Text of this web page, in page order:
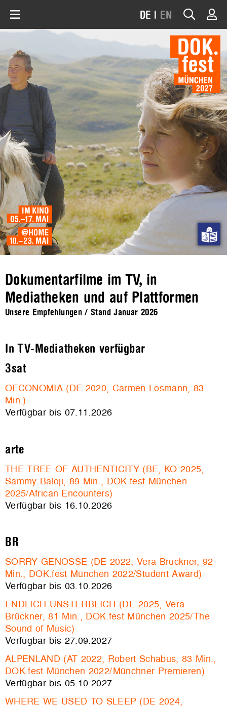
DE | EN
Dokumentarfilme im TV, in
Mediatheken und auf Plattformen
Unsere Empfehlungen / Stand Januar 2026
In TV-Mediatheken verfügbar
3sat
OECONOMIA (DE 2020, Carmen Losmann, 83
Min.)
Verfügbar bis 07.11.2026
arte
THE TREE OF AUTHENTICITY (BE, KO 2025,
Sammy Baloji, 89 Min., DOK.fest München
2025/African Encounters)
Verfügbar bis 16.10.2026
BR
SORRY GENOSSE (DE 2022, Vera Brückner, 92
Min., DOK.fest München 2022/Student Award)
Verfügbar bis 03.10.2026
ENDLICH UNSTERBLICH (DE 2025, Vera
Brückner, 81 Min., DOK.fest München 2025/The
Sound of Music)
Verfügbar bis 27.09.2027
ALPENLAND (AT 2022, Robert Schabus, 83 Min.,
DOK.fest München 2022/Münchner Premieren)
Verfügbar bis 05.10.2027
WHERE WE USED TO SLEEP (DE 2024,